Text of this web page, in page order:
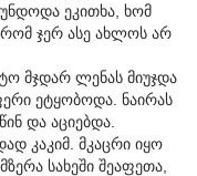
ეკითხა, ხომ
ჯერ ასე ახლოს არ
მჯდარ ლენას მიუჯდა
ეტყობოდა. ნაირას
და აციებდა.
კაკიმ. მკაცრი იყო
სახეში შეაფეთა,